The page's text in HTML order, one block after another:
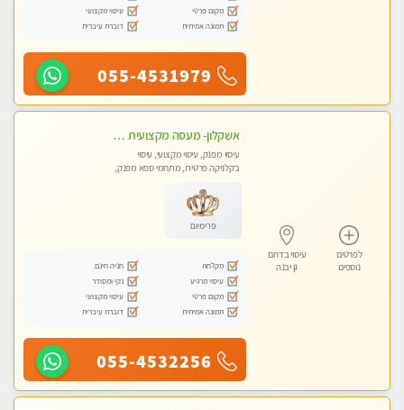
מקום פרטי
עיסוי מקצועי
תמונה אמיתית
דוברת עיברית
055-4531979
לפרטים
נוספים
עיסוי בדרום
גן יבנה
אשקלון- מעסה מקצועית חדשה ואיכותית לעיסוי מרגיע ומפנק VIP-מומלץ לחלוטין! פרטי! ​​​​​​ Highly recommended
עיסוי מפנק, עיסוי מקצועי, עיסוי
בקלניקה פרטית, מתחמי ספא מפנק,
טנטרה
פרימיום
מקלחת
חניה חינם
עיסוי מרגיע
נקי ומסודר
מקום פרטי
עיסוי מקצועי
תמונה אמיתית
דוברת עיברית
055-4532256